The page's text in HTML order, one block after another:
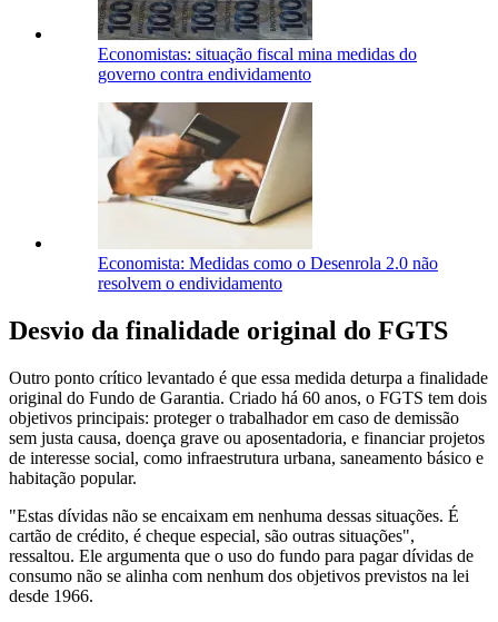
Economistas: situação fiscal mina medidas do
governo contra endividamento
Economista: Medidas como o Desenrola 2.0 não
resolvem o endividamento
Desvio da finalidade original do FGTS
Outro ponto crítico levantado é que essa medida deturpa a finalidade
original do Fundo de Garantia. Criado há 60 anos, o FGTS tem dois
objetivos principais: proteger o trabalhador em caso de demissão
sem justa causa, doença grave ou aposentadoria, e financiar projetos
de interesse social, como infraestrutura urbana, saneamento básico e
habitação popular.
"Estas dívidas não se encaixam em nenhuma dessas situações. É
cartão de crédito, é cheque especial, são outras situações",
ressaltou. Ele argumenta que o uso do fundo para pagar dívidas de
consumo não se alinha com nenhum dos objetivos previstos na lei
desde 1966.